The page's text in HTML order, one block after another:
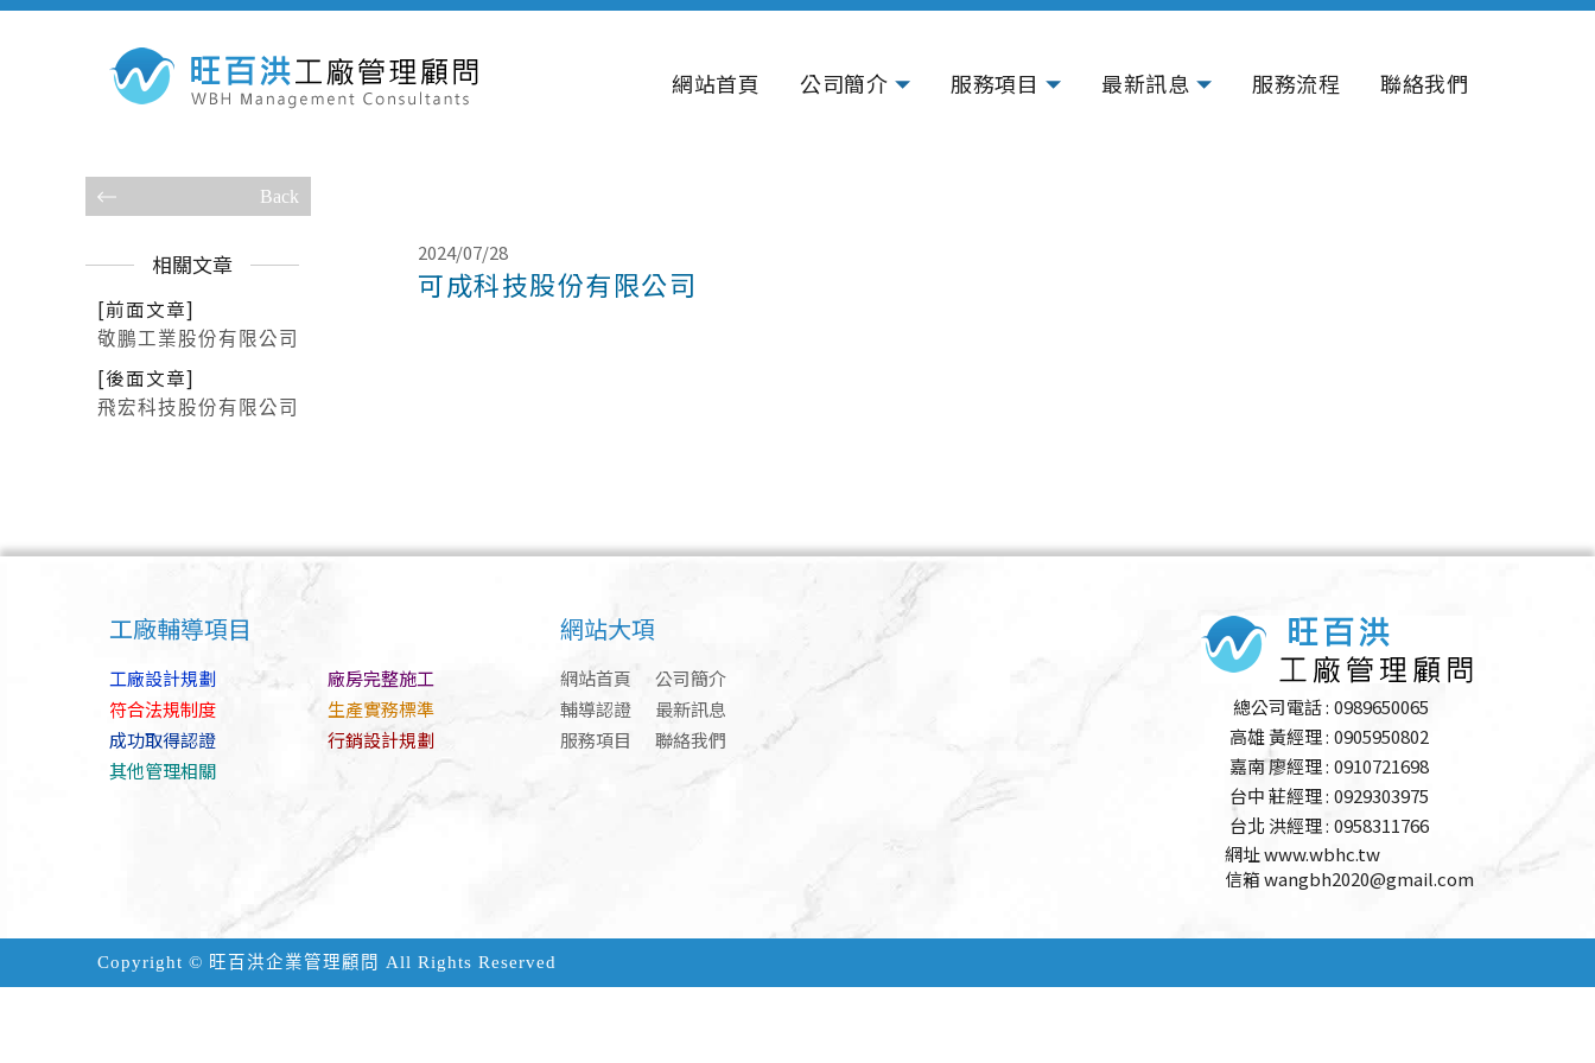
網站首頁 公司簡介 服務項目 最新訊息 服務流程 聯絡我們
Back
相關文章
[前面文章]
敬鵬工業股份有限公司
[後面文章]
飛宏科技股份有限公司
2024/07/28
可成科技股份有限公司
工廠輔導項目
工廠設計規劃
廠房完整施工
符合法規制度
生產實務標準
成功取得認證
行銷設計規劃
其他管理相關
網站大項
網站首頁
公司簡介
輔導認證
最新訊息
服務項目
聯絡我們
總公司電話 : 0989650065
高雄 黃經理 : 0905950802
嘉南 廖經理 : 0910721698
台中 莊經理 : 0929303975
台北 洪經理 : 0958311766
網址 www.wbhc.tw
信箱 wangbh2020@gmail.com
Copyright © 旺百洪企業管理顧問 All Rights Reserved